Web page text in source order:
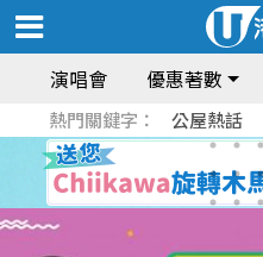
演唱會 優惠著數
熱門關鍵字： 公屋熱話